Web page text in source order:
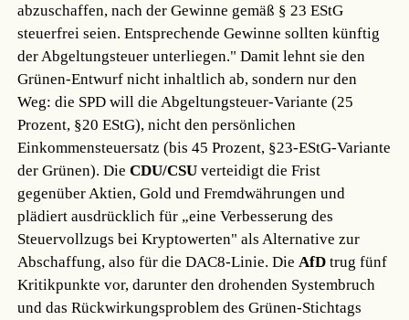
abzuschaffen, nach der Gewinne gemäß § 23 EStG
steuerfrei seien. Entsprechende Gewinne sollten künftig
der Abgeltungsteuer unterliegen." Damit lehnt sie den
Grünen-Entwurf nicht inhaltlich ab, sondern nur den
Weg: die SPD will die Abgeltungsteuer-Variante (25
Prozent, §20 EStG), nicht den persönlichen
Einkommensteuersatz (bis 45 Prozent, §23-EStG-Variante
der Grünen). DieCDU/CSU verteidigt die Frist
gegenüber Aktien, Gold und Fremdwährungen und
plädiert ausdrücklich für „eine Verbesserung des
Steuervollzugs bei Kryptowerten" als Alternative zur
Abschaffung, also für die DAC8-Linie. Die AfD trug fünf
Kritikpunkte vor, darunter den drohenden Systembruch
und das Rückwirkungsproblem des Grünen-Stichtags